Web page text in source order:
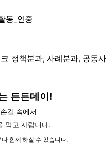
동_연중
정책분과, 사례분과, 공동사
든든데이!
길 속에서
먹고 자랍니다.
나 함께 하실 수 있습니다.